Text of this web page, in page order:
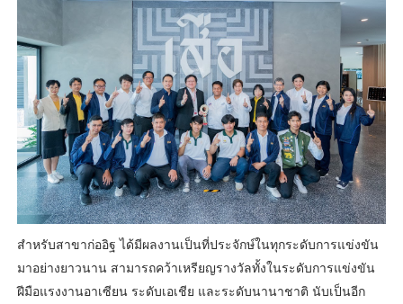
สำหรับสาขาก่ออิฐ ได้มีผลงานเป็นที่ประจักษ์ในทุกระดับการแข่งขัน
มาอย่างยาวนาน สามารถคว้าเหรียญรางวัลทั้งในระดับการแข่งขัน
ฝีมือแรงงานอาเซียน ระดับเอเชีย และระดับนานาชาติ นับเป็นอีก